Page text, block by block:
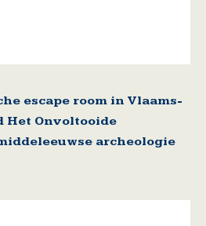
escape room in Vlaams-
Het Onvoltooide
archeologie